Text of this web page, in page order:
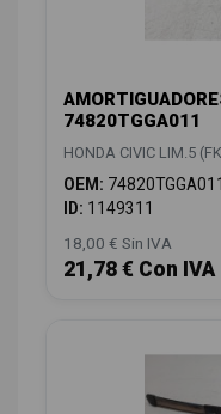
74820TGGA011
HONDA CIVIC LIM.5
OEM: 74820TGGA011
ID: 1149311
18,00 € Sin IVA
21,78 € Con IVA